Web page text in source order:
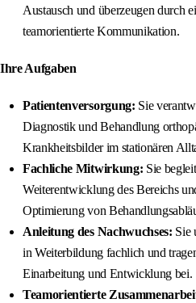
Austausch und überzeugen durch
teamorientierte Kommunikation.
Ihre Aufgaben
Patientenversorgung: Sie
Diagnostik und Behandlung
Krankheitsbilder im stationären
Fachliche Mitwirkung: Sie
Weiterentwicklung des Bereichs
Optimierung von
Anleitung des Nachwuchses: Sie
in Weiterbildung fachlich und
Einarbeitung und Entwicklung bei.
Teamorientierte